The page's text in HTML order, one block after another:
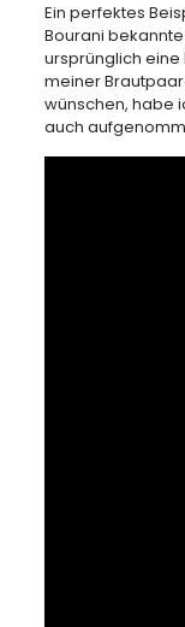
Ein perfektes
Bourani bekannte
ursprünglich eine
meiner
wünschen, habe
auch